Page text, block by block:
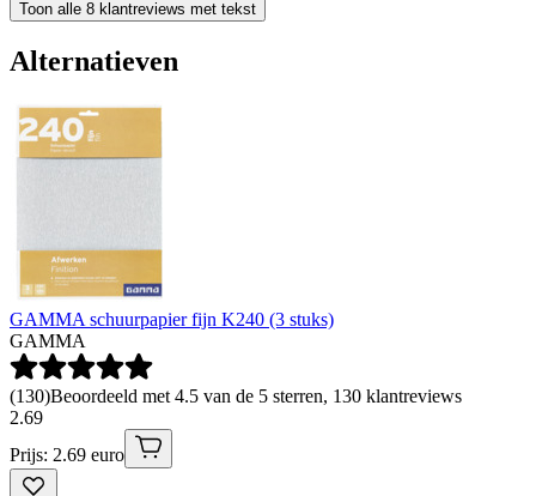
Toon alle 8 klantreviews met tekst
Alternatieven
GAMMA schuurpapier fijn K240 (3 stuks)
GAMMA
(130)Beoordeeld met 4.5 van de 5 sterren, 130 klantreviews
2.69
Prijs: 2.69 euro